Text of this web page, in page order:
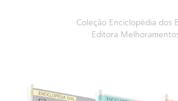
Coleção Enciclopédia dos
Editora